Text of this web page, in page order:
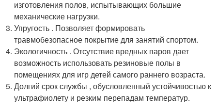
изготовления полов, испытывающих большие
механические нагрузки.
Упругость . Позволяет формировать
травмобезопасное покрытие для занятий спортом.
Экологичность . Отсутствие вредных паров дает
возможность использовать резиновые полы в
помещениях для игр детей самого раннего возраста.
Долгий срок службы , обусловленный устойчивостью к
ультрафиолету и резким перепадам температур.